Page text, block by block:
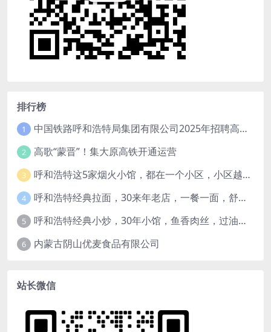
排行榜
1 中国铁路呼和浩特局集团有限公司2025年招聘高校毕业生公告（1月15日截止）
2 高歌“蒙晋”！集大原高铁开通运营
3 呼和浩特这5家烟火小馆，都在一个小区，小区越老，小店“越破”，越有味道
4 呼和浩特经典拉面，30来年老店，一餐一面，舒服！
5 呼和浩特经典小炒，30年小馆，鱼香肉丝，过油肉土豆片，干炸里脊，全了！
6 内蒙古阴山优麦食品有限公司
站长微信